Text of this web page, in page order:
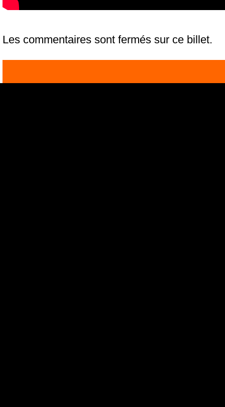
Les commentaires sont fermés sur ce billet.